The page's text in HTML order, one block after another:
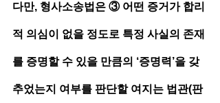
다만, 형사소송법은 ③ 어떤 증거가 합리
적 의심이 없을 정도로 특정 사실의 존재
를 증명할 수 있을 만큼의 ‘증명력’을 갖
추었는지 여부를 판단할 여지는 법관(판